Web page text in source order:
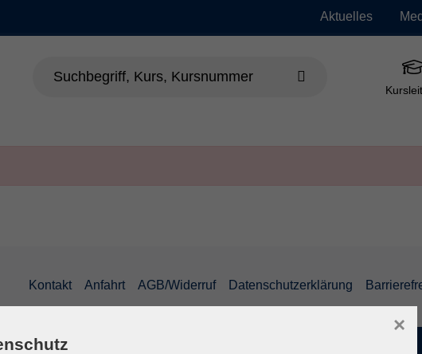
Aktuelles
Sprachen
Kontakt Anfahrt AGB/Widerruf Datenschutzerklärung
×